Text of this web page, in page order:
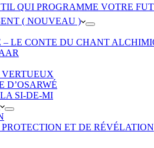
QUI PROGRAMME VOTRE
( NOUVEAU )
LE CONTE DU CHANT
D’OSARWÉ
SI-DE-MI
ET DE RÉVÉLATION